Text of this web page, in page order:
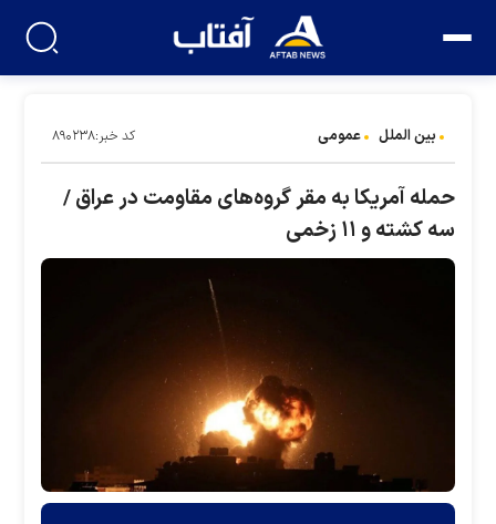
بین الملل عمومی کد خبر:۸۹۰۲۳۸
حمله آمریکا به مقر گروه‌های مقاومت در عراق /
سه کشته و ۱۱ زخمی